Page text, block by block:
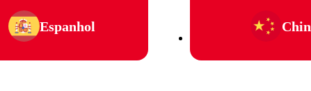
Espanhol